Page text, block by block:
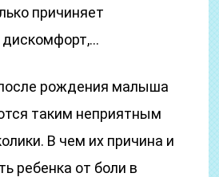
причиняет
дискомфорт,…
рождения малыша
таким неприятным
В чем их причина и
ребенка от боли в